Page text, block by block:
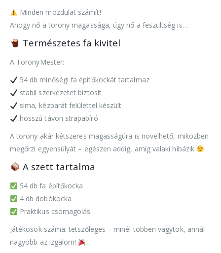
Minden mozdulat számít!
Ahogy nő a torony magassága, úgy nő a feszültség is…
Természetes fa kivitel
A ToronyMester:
54 db minőségi fa építőkockát tartalmaz
stabil szerkezetet biztosít
sima, kézbarát felülettel készült
hosszú távon strapabíró
A torony akár kétszeres magasságúra is növelhető, miközben
megőrzi egyensúlyát – egészen addig, amíg valaki hibázik
A szett tartalma
54 db fa építőkocka
4 db dobókocka
Praktikus csomagolás
Játékosok száma: tetszőleges – minél többen vagytok, annál
nagyobb az izgalom!